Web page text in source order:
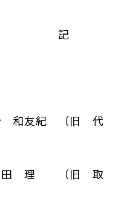
友紀 （旧 代
田 理 （旧 取